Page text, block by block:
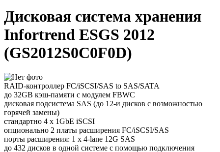
Дисковая система хранения
Infortrend ESGS 2012
(GS2012S0C0F0D)
RAID-контроллер FC/iSCSI/SAS to SAS/SATA
до 32GB кэш-памяти с модулем FBWC
дисковая подсистема SAS (до 12-и дисков с возможностью
горячей замены)
стандартно 4 x 1GbE iSCSI
опционально 2 платы расширения FC/iSCSI/SAS
порты расширения: 1 x 4-lane 12G SAS
до 432 дисков в одной системе с помощью подключения